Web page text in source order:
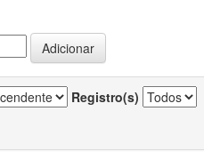
Registro(s)